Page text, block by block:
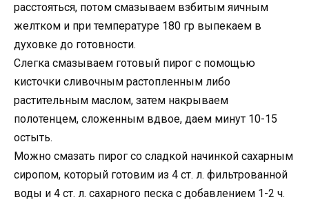
расстояться, потом смазываем взбитым яичным
желтком и при температуре 180 гр выпекаем в
духовке до готовности.
Слегка смазываем готовый пирог с помощью
кисточки сливочным растопленным либо
растительным маслом, затем накрываем
полотенцем, сложенным вдвое, даем минут 10-15
остыть.
Можно смазать пирог со сладкой начинкой сахарным
сиропом, который готовим из 4 ст. л. фильтрованной
воды и 4 ст. л. сахарного песка с добавлением 1-2 ч.